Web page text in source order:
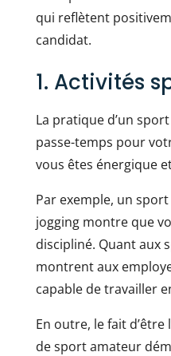
qui reflètent
candidat.
1. Activités
La pratique d’un
passe-temps pour
vous êtes énergique
Par exemple, un
jogging montre que
discipliné. Quant aux
montrent aux
capable de travailler
En outre, le fait d’être
de sport amateur